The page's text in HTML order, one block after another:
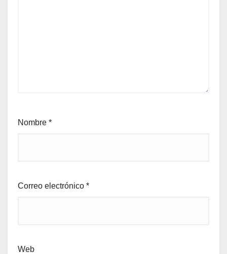
Nombre *
Correo electrónico *
Web